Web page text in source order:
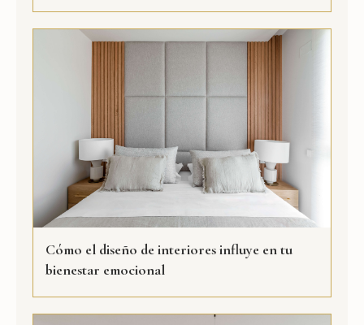
Cómo el diseño de interiores influye en tu
bienestar emocional